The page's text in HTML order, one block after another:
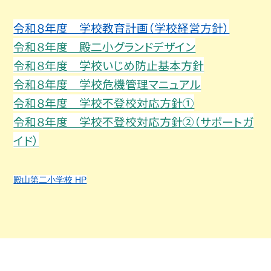
令和８年度 学校教育計画（学校経営方針）
令和８年度 殿二小グランドデザイン
令和８年度 学校いじめ防止基本方針
令和８年度 学校危機管理マニュアル
令和８年度 学校不登校対応方針①
令和８年度 学校不登校対応方針②（サポートガ
イド）
殿山第二小学校 HP